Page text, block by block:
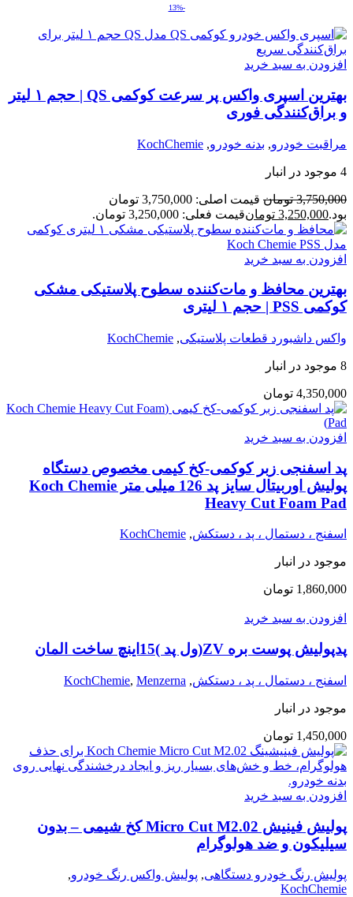
-13%
افزودن به سبد خرید
بهترین اسپری واکس پر سرعت کوکمی QS | حجم ۱ لیتر
و براق‌کنندگی فوری
مراقبت خودرو, بدنه خودرو,
KochChemie
4 موجود در انبار
3,750,000 تومان
قیمت اصلی: 3,750,000 تومان
بود.3,250,000 تومانقیمت فعلی: 3,250,000 تومان.
افزودن به سبد خرید
بهترین محافظ و مات‌کننده سطوح پلاستیکی مشکی
کوکمی PSS | حجم ۱ لیتری
واکس داشبورد قطعات پلاستیکی,
KochChemie
8 موجود در انبار
4,350,000 تومان
افزودن به سبد خرید
پد اسفنجی زبر کوکمی-کخ کیمی مخصوص دستگاه
پولیش اوربیتال سایز پد 126 میلی متر Koch Chemie
Heavy Cut Foam Pad
اسفنج ، دستمال ، پد ، دستکش,
KochChemie
موجود در انبار
1,860,000 تومان
افزودن به سبد خرید
پدپولیش پوست بره ZV(ول پد )15اینچ ساخت المان
اسفنج ، دستمال ، پد ، دستکش,
KochChemie, Menzerna
موجود در انبار
1,450,000 تومان
افزودن به سبد خرید
پولیش فینیش Micro Cut M2.02 کخ شیمی – بدون
سیلیکون و ضد هولوگرام
پولیش رنگ خودرو دستگاهی, پولیش واکس رنگ خودرو,
KochChemie